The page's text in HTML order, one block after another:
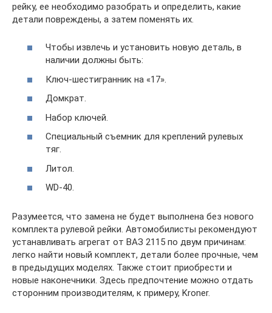
рейку, ее необходимо разобрать и определить, какие
детали повреждены, а затем поменять их.
Чтобы извлечь и установить новую деталь, в
наличии должны быть:
Ключ-шестигранник на «17».
Домкрат.
Набор ключей.
Специальный съемник для креплений рулевых
тяг.
Литол.
WD-40.
Разумеется, что замена не будет выполнена без нового
комплекта рулевой рейки. Автомобилисты рекомендуют
устанавливать агрегат от ВАЗ 2115 по двум причинам:
легко найти новый комплект, детали более прочные, чем
в предыдущих моделях. Также стоит приобрести и
новые наконечники. Здесь предпочтение можно отдать
сторонним производителям, к примеру, Kroner.